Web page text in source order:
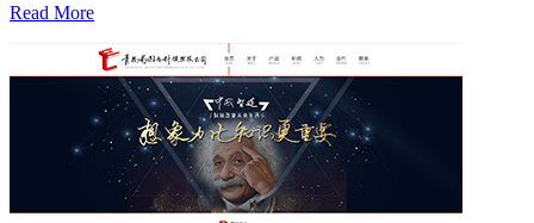
Read More